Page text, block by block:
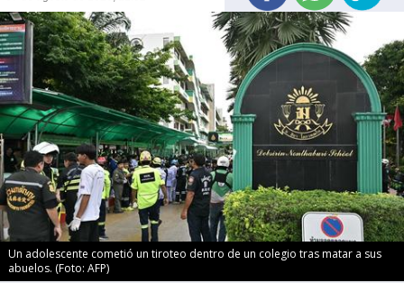
Un adolescente cometió un tiroteo dentro de un colegio tras matar a sus
abuelos. (Foto: AFP)